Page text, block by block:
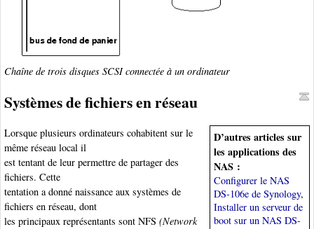
Chaîne de trois disques SCSI connectée à un ordinateur
Systèmes de fichiers en réseau
D’autres articles sur
les applications des
NAS :
Configurer le NAS
DS-106e de Synology,
Installer un serveur de
boot sur un NAS DS-
Lorsque plusieurs ordinateurs cohabitent sur le
même réseau local il
est tentant de leur permettre de partager des
fichiers. Cette
tentation a donné naissance aux systèmes de
fichiers en réseau, dont
les principaux représentants sont NFS (Network